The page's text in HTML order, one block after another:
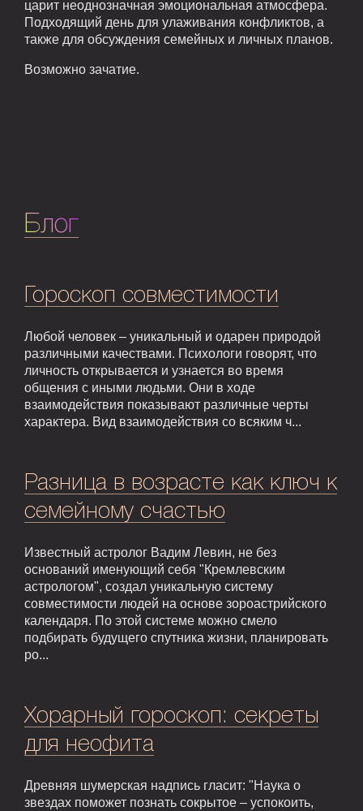
царит неоднозначная эмоциональная атмосфера.
Подходящий день для улаживания конфликтов, а
также для обсуждения семейных и личных планов.
Возможно зачатие.
Блог
Гороскоп совместимости
Любой человек – уникальный и одарен природой
различными качествами. Психологи говорят, что
личность открывается и узнается во время
общения с иными людьми. Они в ходе
взаимодействия показывают различные черты
характера. Вид взаимодействия со всяким ч...
Разница в возрасте как ключ к
семейному счастью
Известный астролог Вадим Левин, не без
оснований именующий себя "Кремлевским
астрологом", создал уникальную систему
совместимости людей на основе зороастрийского
календаря. По этой системе можно смело
подбирать будущего спутника жизни, планировать
ро...
Хорарный гороскоп: секреты
для неофита
Древняя шумерская надпись гласит: "Наука о
звездах поможет познать сокрытое – успокоить,